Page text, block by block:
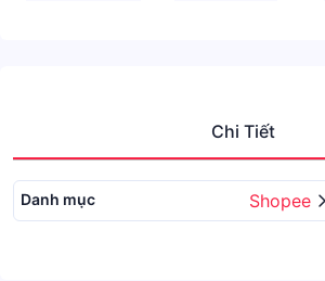
Chi Tiết
Danh mục Shopee